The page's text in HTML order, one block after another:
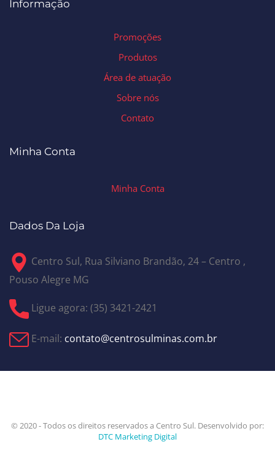
Informação
Promoções
Produtos
Área de atuação
Sobre nós
Contato
Minha Conta
Minha Conta
Dados Da Loja
Centro Sul, Rua Silviano Brandão, 24 – Centro ,
Pouso Alegre MG
Ligue agora: (35) 3421-2421
E-mail: contato@centrosulminas.com.br
© 2020 - Todos os direitos reservados a Centro Sul. Desenvolvido por:
DTC Marketing Digital